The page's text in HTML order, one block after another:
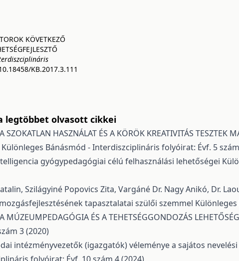
KÖVETKEZŐ
KB.2017.3.111
legtöbbet olvasott cikkei
A SZOKATLAN HASZNÁLAT ÉS A KÖRÖK KREATIVITÁS TESZTEK
Különleges Bánásmód - Interdiszciplináris folyóirat: Évf. 5
gyógypedagógiai célú felhasználási lehetőségei
Szilágyiné Popovics Zita, Vargáné Dr. Nagy Anikó, Dr.
tapasztalatai szülői szemmel
A MÚZEUMPEDAGÓGIA ÉS A TEHETSÉGGONDOZÁS
3 (2020)
intézményvezetők (igazgatók) véleménye a sajátos